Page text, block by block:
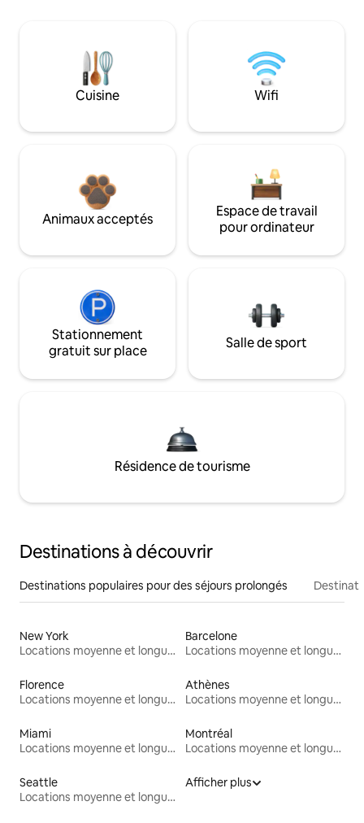
Cuisine Wifi
Animaux acceptés
Espace de travail
pour ordinateur
Stationnement
gratuit sur place
Salle de sport
Résidence de tourisme
Destinations à découvrir
Destinations populaires pour des séjours prolongés
New York
Locations moyenne et longue durée
Barcelone
Locations moyenne et longue durée
Florence
Locations moyenne et longue durée
Athènes
Locations moyenne et longue durée
Miami
Locations moyenne et longue durée
Montréal
Locations moyenne et longue durée
Seattle
Locations moyenne et longue durée
Afficher plus